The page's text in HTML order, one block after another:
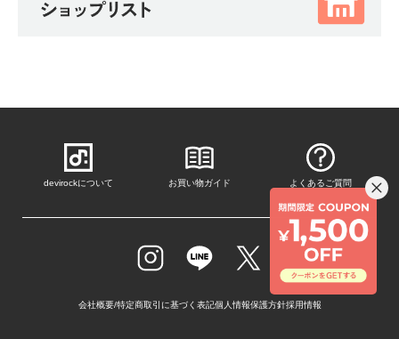
devirockについて お買い物ガイド よくあるご質問
会社概要/特定商取引に基づく表記個人情報保護方針採用情報